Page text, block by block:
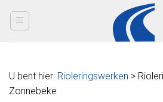
U bent hier: Rioleringswerken >
Zonnebeke